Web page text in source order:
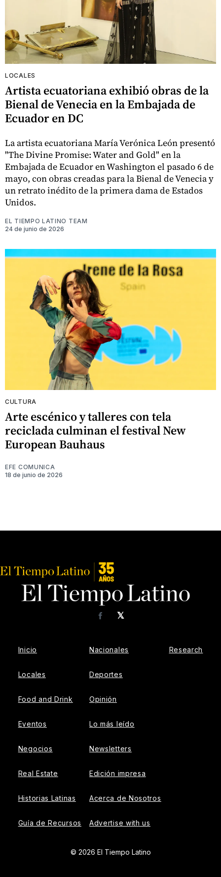
LOCALES
Artista ecuatoriana exhibió obras de la
Bienal de Venecia en la Embajada de
Ecuador en DC
La artista ecuatoriana María Verónica León presentó
"The Divine Promise: Water and Gold" en la
Embajada de Ecuador en Washington el pasado 6 de
mayo, con obras creadas para la Bienal de Venecia y
un retrato inédito de la primera dama de Estados
Unidos.
EL TIEMPO LATINO TEAM
24 de junio de 2026
CULTURA
Arte escénico y talleres con tela
reciclada culminan el festival New
European Bauhaus
EFE COMUNICA
18 de junio de 2026
𝕏
Facebook
Inicio
Locales
Food and Drink
Eventos
Negocios
Real Estate
Historias Latinas
Guía de Recursos
Nacionales
Deportes
Opinión
Lo más leído
Newsletters
Edición impresa
Acerca de Nosotros
Advertise with us
Research
© 2026 El Tiempo Latino